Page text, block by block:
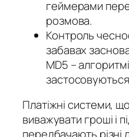
геймерами
розмова.
Контроль
забавах
MD5 –
Платіжні системи,
виважувати гроші і